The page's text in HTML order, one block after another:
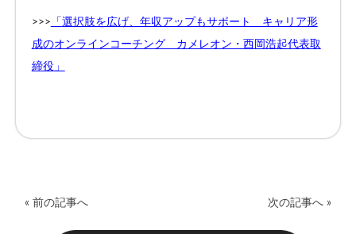
>>> 「選択肢を広げ、年収アップもサポート キャリア形
成のオンラインコーチング カメレオン・西岡浩起代表取
締役」
« 前の記事へ 次の記事へ »